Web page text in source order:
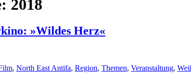
2018
»Wildes Herz«
, North East Antifa, Region, Themen, Veranstaltung,